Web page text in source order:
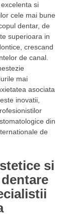
si
cele mai bune
dentar, de
superioara in
crescand
de canal.
mai
asociata
inovatii,
din
de
si